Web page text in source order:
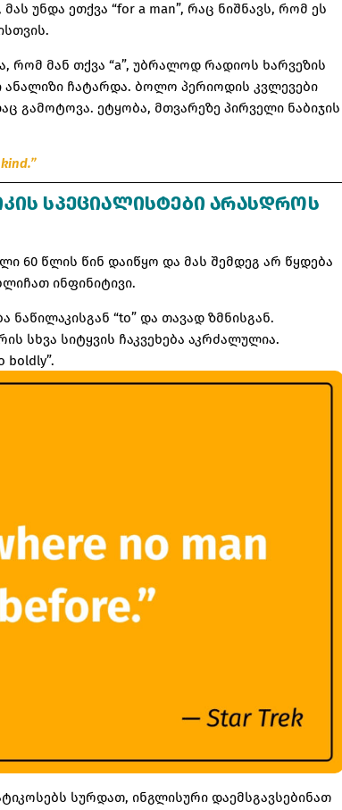
უნდა ეთქვა “for a man”, რაც ნიშნავს, რომ ეს
რომ მან თქვა “a”, უბრალოდ რადიოს ხარვეზის
ანალიზი ჩატარდა. ბოლო პერიოდის კვლევები
გამოტოვა. ეტყობა, მთვარეზე პირველი ნაბიჯის
ᲡᲞᲔᲪᲘᲐᲚᲘᲡᲢᲔᲑᲘ ᲐᲠᲐᲡᲓᲠᲝᲡ
60 წლის წინ დაიწყო და მას შემდეგ არ წყდება
ინფინიტივი.
ნაწილაკისგან “to” და თავად ზმნისგან.
სხვა სიტყვის ჩაკვეხება აკრძალულია.
boldly”.
სურდათ, ინგლისური დაემსგავსებინათ